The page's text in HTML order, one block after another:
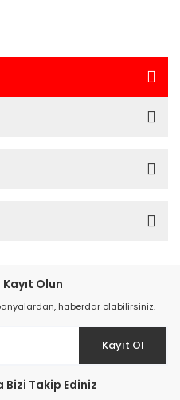
Olun
haberdar olabilirsiniz.
Kayıt Ol
Takip Ediniz